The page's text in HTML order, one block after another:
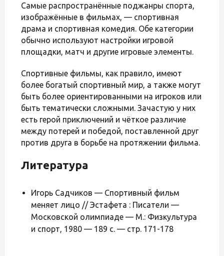
Самые распространённые поджанры спорта,
изображённые в фильмах, — спортивная
драма и спортивная комедия. Обе категории
обычно используют настройки игровой
площадки, матч и другие игровые элементы.
Спортивные фильмы, как правило, имеют
более богатый спортивный мир, а также могут
быть более ориентированными на игроков или
быть тематически сложными. Зачастую у них
есть герой приключений и чёткое различие
между потерей и победой, поставленной друг
против друга в борьбе на протяжении фильма.
Литература
Игорь Садчиков — Спортивный фильм
меняет лицо // Эстафета : Писатели —
Московской олимпиаде — М.: Физкультура
и спорт, 1980 — 189 с. — стр. 171-178